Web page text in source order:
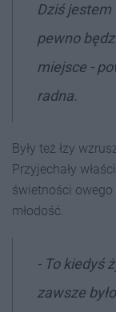
Dziś jestem
pewno
miejsce -
radna.
Były też łzy
Przyjechały
świetności owego
młodość.
- To kiedyś
zawsze